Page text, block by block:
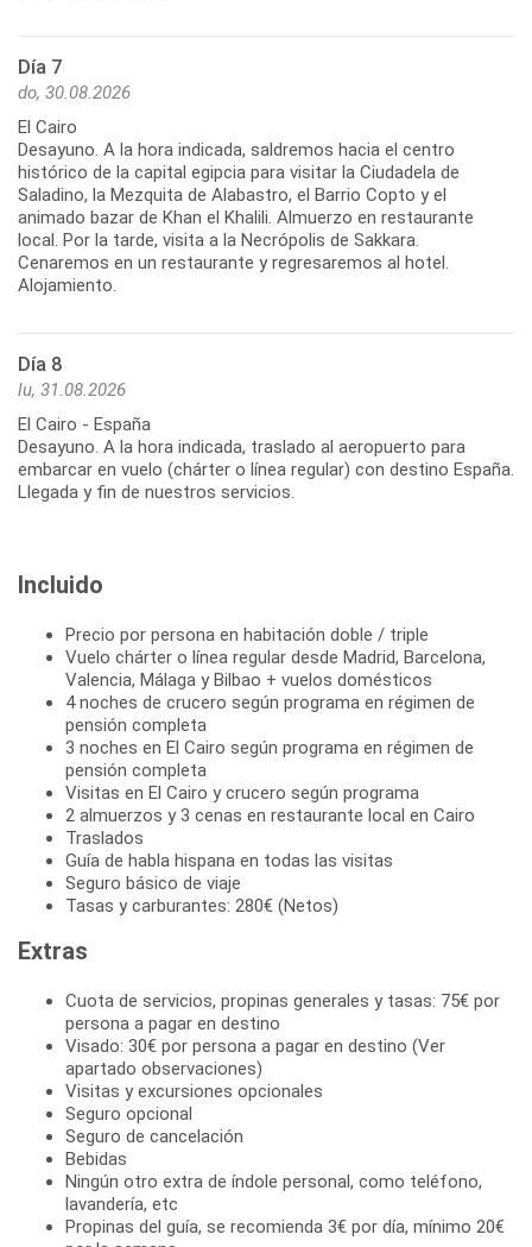
Día 7
do, 30.08.2026
El Cairo
Desayuno. A la hora indicada, saldremos hacia el centro
histórico de la capital egipcia para visitar la Ciudadela de
Saladino, la Mezquita de Alabastro, el Barrio Copto y el
animado bazar de Khan el Khalili. Almuerzo en restaurante
local. Por la tarde, visita a la Necrópolis de Sakkara.
Cenaremos en un restaurante y regresaremos al hotel.
Alojamiento.
Día 8
lu, 31.08.2026
El Cairo - España
Desayuno. A la hora indicada, traslado al aeropuerto para
embarcar en vuelo (chárter o línea regular) con destino España.
Llegada y fin de nuestros servicios.
Incluido
Precio por persona en habitación doble / triple
Vuelo chárter o línea regular desde Madrid, Barcelona,
Valencia, Málaga y Bilbao + vuelos domésticos
4 noches de crucero según programa en régimen de
pensión completa
3 noches en El Cairo según programa en régimen de
pensión completa
Visitas en El Cairo y crucero según programa
2 almuerzos y 3 cenas en restaurante local en Cairo
Traslados
Guía de habla hispana en todas las visitas
Seguro básico de viaje
Tasas y carburantes: 280€ (Netos)
Extras
Cuota de servicios, propinas generales y tasas: 75€ por
persona a pagar en destino
Visado: 30€ por persona a pagar en destino (Ver
apartado observaciones)
Visitas y excursiones opcionales
Seguro opcional
Seguro de cancelación
Bebidas
Ningún otro extra de índole personal, como teléfono,
lavandería, etc
Propinas del guía, se recomienda 3€ por día, mínimo 20€